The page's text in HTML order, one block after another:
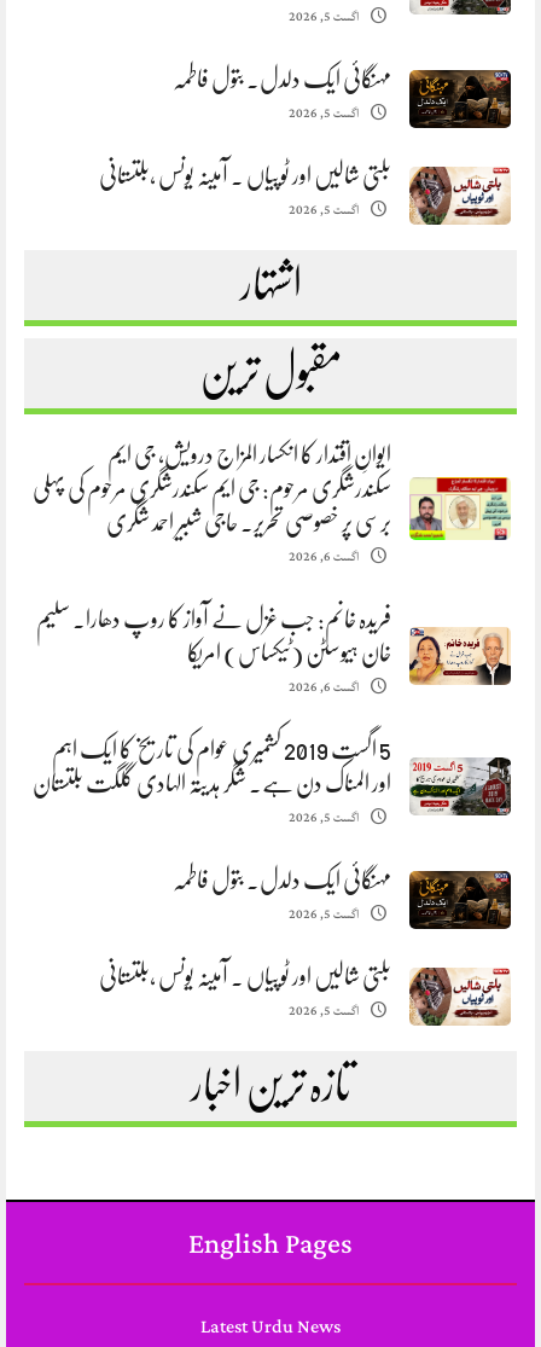
اگست 5, 2026
مہنگائی ایک دلدل. بتول فاطمہ
اگست 5, 2026
بلتی شالیں اور ٹوپیاں . آمینہ یونس ،بلتستانی
اگست 5, 2026
اشتہار
مقبول ترین
ایوانِ اقتدار کا انکسار المزاج درویش، جی ایم
سکندرشگری مرحوم: جی ایم سکندرشگری مرحوم کی پہلی
برسی پر خصوصی تحریر. حاجی شبیر احمد شگری
اگست 6, 2026
فریدہ خانم: جب غزل نے آواز کا روپ دھارا. سلیم
خان ہیوسٹن (ٹیکساس) امریکا
اگست 6, 2026
5 اگست 2019 کشمیری عوام کی تاریخ کا ایک اہم
اور المناک دن ہے. شگر ہدیتہ الہادی گلگت بلتستان
اگست 5, 2026
مہنگائی ایک دلدل. بتول فاطمہ
اگست 5, 2026
بلتی شالیں اور ٹوپیاں . آمینہ یونس ،بلتستانی
اگست 5, 2026
تازہ ترین اخبار
English Pages
Latest Urdu News